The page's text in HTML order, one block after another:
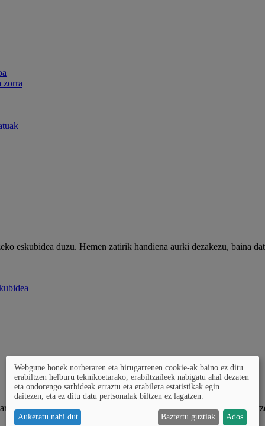
zorra
eskubidea duzu. Hemen zatirik handiena aurki dezakezu, baina
eta elkarteetan eta kolektiboetan antolatutako gizarteari parte
Webgune honek norberaren eta hirugarrenen cookie-ak baino ez ditu
erabiltzen helburu teknikoetarako, erabiltzaileek nabigatu ahal dezaten
eta ondorengo sarbideak erraztu eta erabilera estatistikak egin
daitezen, eta ez ditu datu pertsonalak biltzen ez lagatzen.
Aukeratu nahi dut Baztertu guztiak Ados